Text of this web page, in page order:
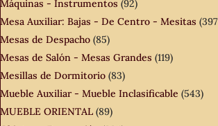
Máquinas - Instrumentos (92)
Mesa Auxiliar: Bajas - De Centro - Mesitas
Mesas de Despacho (85)
Mesas de Salón - Mesas Grandes (119)
Mesillas de Dormitorio (83)
Mueble Auxiliar - Mueble Inclasificable (543)
MUEBLE ORIENTAL (89)